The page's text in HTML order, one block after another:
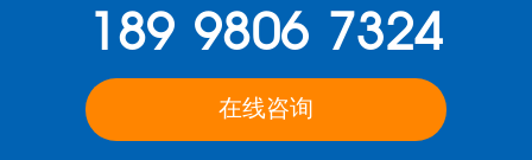
189 9806 7324
在线咨询